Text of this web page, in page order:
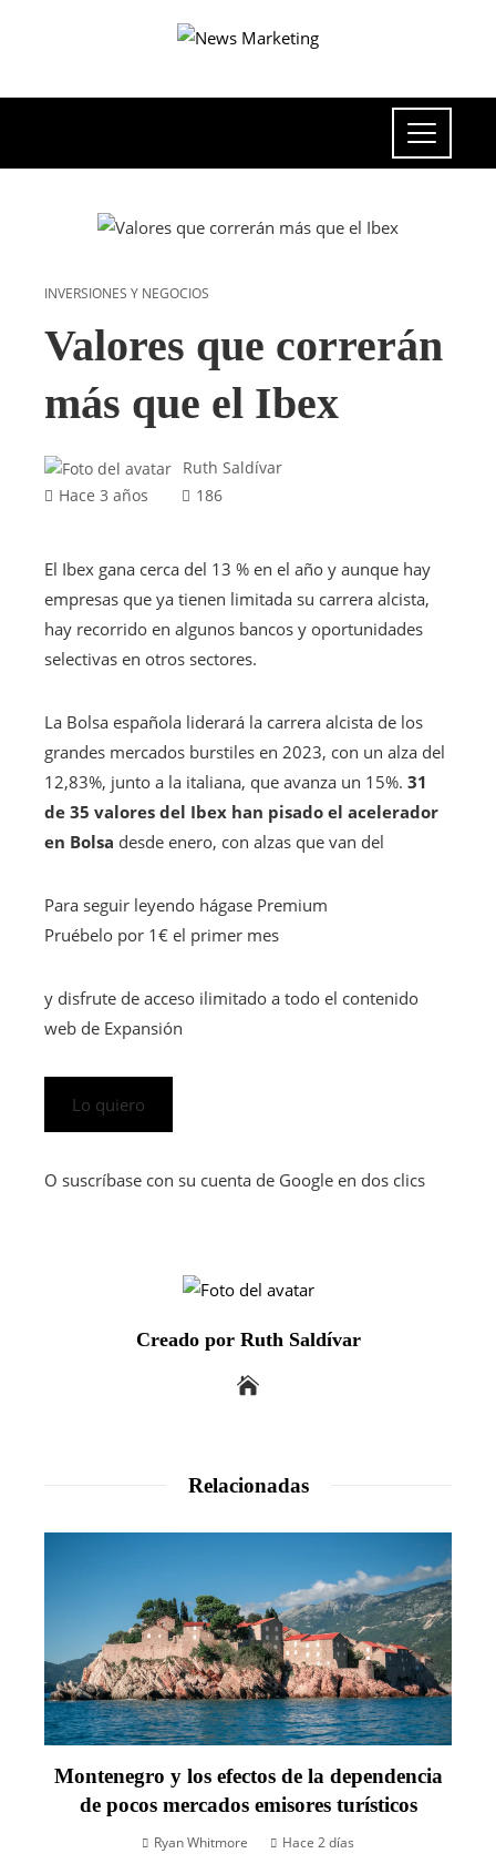
INVERSIONES Y NEGOCIOS
Valores que correrán
más que el Ibex
Ruth Saldívar
Hace 3 años
186
El Ibex gana cerca del 13 % en el año y aunque hay
empresas que ya tienen limitada su carrera alcista,
hay recorrido en algunos bancos y oportunidades
selectivas en otros sectores.
La Bolsa española liderará la carrera alcista de los
grandes mercados burstiles en 2023, con un alza del
12,83%, junto a la italiana, que avanza un 15%. 31
de 35 valores del Ibex han pisado el acelerador
en Bolsa desde enero, con alzas que van del
Para seguir leyendo hágase Premium
Pruébelo por 1€ el primer mes
y disfrute de acceso ilimitado a todo el contenido
web de Expansión
Lo quiero
O suscríbase con su cuenta de Google en dos clics
Creado por Ruth Saldívar
Relacionadas
Montenegro y los efectos de la dependencia
de pocos mercados emisores turísticos
Ryan Whitmore Hace 2 días